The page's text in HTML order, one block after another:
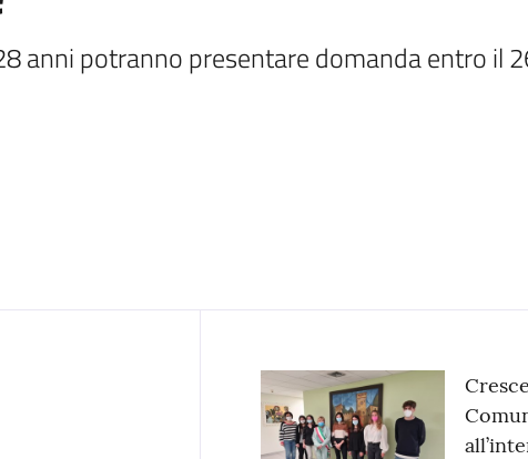
anni potranno presentare domanda entro il
Contenuto